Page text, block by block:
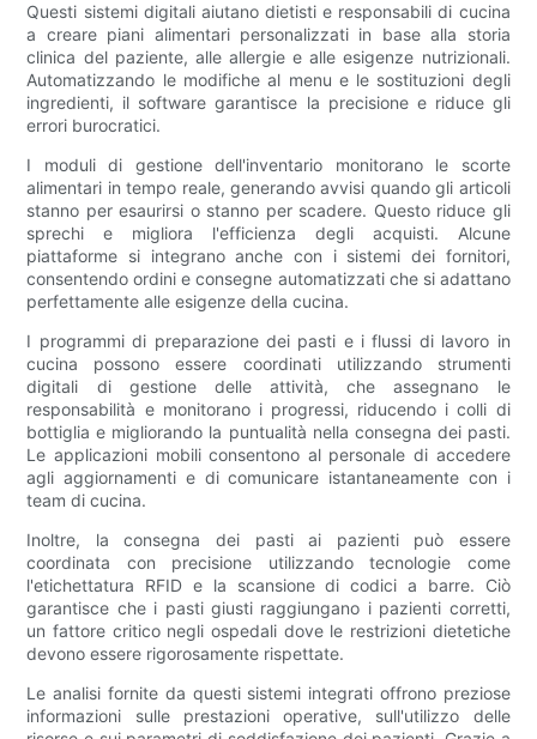
Questi sistemi digitali aiutano dietisti e responsabili di cucina
a creare piani alimentari personalizzati in base alla storia
clinica del paziente, alle allergie e alle esigenze nutrizionali.
Automatizzando le modifiche al menu e le sostituzioni degli
ingredienti, il software garantisce la precisione e riduce gli
errori burocratici.
I moduli di gestione dell'inventario monitorano le scorte
alimentari in tempo reale, generando avvisi quando gli articoli
stanno per esaurirsi o stanno per scadere. Questo riduce gli
sprechi e migliora l'efficienza degli acquisti. Alcune
piattaforme si integrano anche con i sistemi dei fornitori,
consentendo ordini e consegne automatizzati che si adattano
perfettamente alle esigenze della cucina.
I programmi di preparazione dei pasti e i flussi di lavoro in
cucina possono essere coordinati utilizzando strumenti
digitali di gestione delle attività, che assegnano le
responsabilità e monitorano i progressi, riducendo i colli di
bottiglia e migliorando la puntualità nella consegna dei pasti.
Le applicazioni mobili consentono al personale di accedere
agli aggiornamenti e di comunicare istantaneamente con i
team di cucina.
Inoltre, la consegna dei pasti ai pazienti può essere
coordinata con precisione utilizzando tecnologie come
l'etichettatura RFID e la scansione di codici a barre. Ciò
garantisce che i pasti giusti raggiungano i pazienti corretti,
un fattore critico negli ospedali dove le restrizioni dietetiche
devono essere rigorosamente rispettate.
Le analisi fornite da questi sistemi integrati offrono preziose
informazioni sulle prestazioni operative, sull'utilizzo delle